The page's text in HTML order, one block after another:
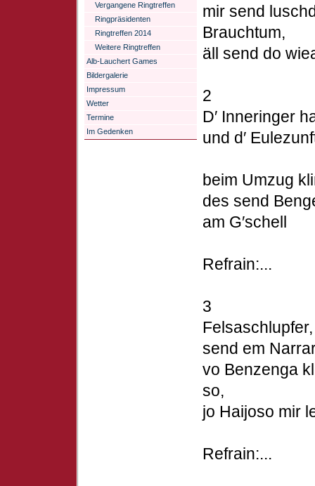
Vergangene Ringtreffen
Ringpräsidenten
Ringtreffen 2014
Weitere Ringtreffen
Alb-Lauchert Games
Bildergalerie
Impressum
Wetter
Termine
Im Gedenken
mir send
Brauchtum,
äll send do
2
D′ Inneringer
und d′
beim Umzug
des send
am G′schell
Refrain:...
3
send em
vo Benzenga
so,
jo Haijoso mir
Refrain:...